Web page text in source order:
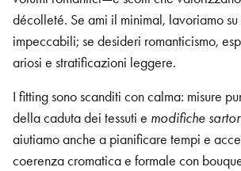
décolleté. Se ami il minimal, lavoriamo
impeccabili; se desideri romanticismo,
ariosi e stratificazioni leggere.
I fitting sono scanditi con calma: misure
della caduta dei tessuti e modifiche
aiutiamo anche a pianificare tempi e
coerenza cromatica e formale con